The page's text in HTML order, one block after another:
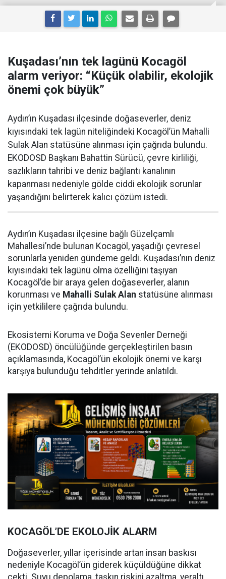
Kuşadası’nın tek lagünü Kocagöl
alarm veriyor: “Küçük olabilir, ekolojik
önemi çok büyük”
Aydın’ın Kuşadası ilçesinde doğaseverler, deniz
kıyısındaki tek lagün niteliğindeki Kocagöl’ün Mahalli
Sulak Alan statüsüne alınması için çağrıda bulundu.
EKODOSD Başkanı Bahattin Sürücü, çevre kirliliği,
sazlıkların tahribi ve deniz bağlantı kanalının
kapanması nedeniyle gölde ciddi ekolojik sorunlar
yaşandığını belirterek kalıcı çözüm istedi.
Aydın’ın Kuşadası ilçesine bağlı Güzelçamlı
Mahallesi’nde bulunan Kocagöl, yaşadığı çevresel
sorunlarla yeniden gündeme geldi. Kuşadası’nın deniz
kıyısındaki tek lagünü olma özelliğini taşıyan
Kocagöl’de bir araya gelen doğaseverler, alanın
korunması ve Mahalli Sulak Alan statüsüne alınması
için yetkililere çağrıda bulundu.
Ekosistemi Koruma ve Doğa Sevenler Derneği
(EKODOSD) öncülüğünde gerçekleştirilen basın
açıklamasında, Kocagöl’ün ekolojik önemi ve karşı
karşıya bulunduğu tehditler yerinde anlatıldı.
KOCAGÖL’DE EKOLOJİK ALARM
Doğaseverler, yıllar içerisinde artan insan baskısı
nedeniyle Kocagöl’ün giderek küçüldüğüne dikkat
çekti. Suyu depolama, taşkın riskini azaltma, yeraltı